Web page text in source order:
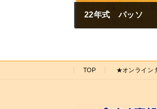
22年式 パッソ
TOP ★オンライン